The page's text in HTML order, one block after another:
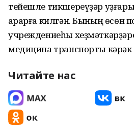
тейешле тикшереүҙәр
ҡарарға килгән. Бының өсөн
учреждениеһы
медицина транспорты кәрәк
Читайте нас